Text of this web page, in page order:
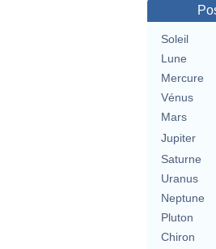
Soleil
Lune
Mercure
Vénus
Mars
Jupiter
Saturne
Uranus
Neptune
Pluton
Chiron